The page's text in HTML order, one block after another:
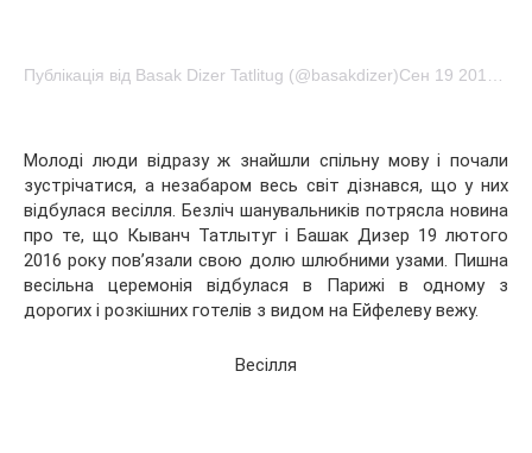
Молоді люди відразу ж знайшли спільну мову і почали
зустрічатися, а незабаром весь світ дізнався, що у них
відбулася весілля. Безліч шанувальників потрясла новина
про те, що Кыванч Татлытуг і Башак Дизер 19 лютого
2016 року пов’язали свою долю шлюбними узами. Пишна
весільна церемонія відбулася в Парижі в одному з
дорогих і розкішних готелів з видом на Ейфелеву вежу.
Весілля